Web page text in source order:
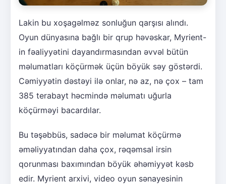
Lakin bu xoşagəlməz sonluğun qarşısı alındı.
Oyun dünyasına bağlı bir qrup həvəskar, Myrient-
in fəaliyyətini dayandırmasından əvvəl bütün
məlumatları köçürmək üçün böyük səy göstərdi.
Cəmiyyətin dəstəyi ilə onlar, nə az, nə çox – tam
385 terabayt həcmində məlumatı uğurla
köçürməyi bacardılar.
Bu təşəbbüs, sadəcə bir məlumat köçürmə
əməliyyatından daha çox, rəqəmsal irsin
qorunması baxımından böyük əhəmiyyət kəsb
edir. Myrient arxivi, video oyun sənayesinin